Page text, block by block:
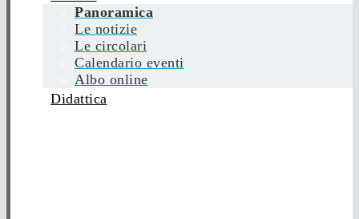
Panoramica
Le notizie
Le circolari
Calendario eventi
Albo online
Didattica